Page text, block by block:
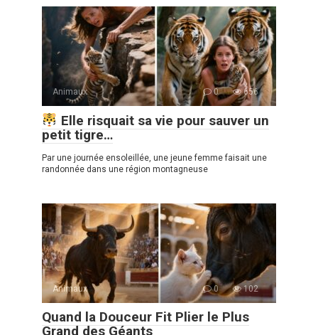
Animaux 0 656
Elle risquait sa vie pour sauver un
petit tigre…
Par une journée ensoleillée, une jeune femme faisait une
randonnée dans une région montagneuse
Animaux 0 102
Quand la Douceur Fit Plier le Plus
Grand des Géants